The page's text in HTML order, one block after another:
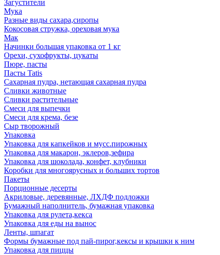
Загустители
Мука
Разные виды сахара,сиропы
Кокосовая стружка, ореховая мука
Мак
Начинки большая упаковка от 1 кг
Орехи, сухофрукты, цукаты
Пюре, пасты
Пасты Tatis
Сахарная пудра, нетающая сахарная пудра
Сливки животные
Сливки растительные
Смеси для выпечки
Смеси для крема, безе
Сыр творожный
Упаковка
Упаковка для капкейков и мусс.пирожных
Упаковка для макарон, эклеров,зефира
Упаковка для шоколада, конфет, клубники
Коробки для многоярусных и больших тортов
Пакеты
Порционные десерты
Акриловые, деревянные, ЛХДФ подложки
Бумажный наполнитель, бумажная упаковка
Упаковка для рулета,кекса
Упаковка для еды на вынос
Ленты, шпагат
Формы бумажные под пай-пирог,кексы и крышки к ним
Упаковка для пиццы